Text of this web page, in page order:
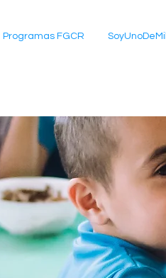
Programas FGCR SoyUnoDeMil